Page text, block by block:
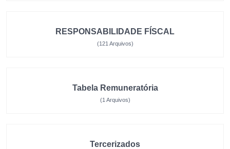
RESPONSABILIDADE FÍSCAL
(121 Arquivos)
Tabela Remuneratória
(1 Arquivos)
Tercerizados